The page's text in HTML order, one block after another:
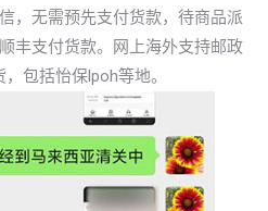
，无需预先支付货款，待商品派
丰支付货款。网上海外支持邮政
包括怡保lpoh等地。